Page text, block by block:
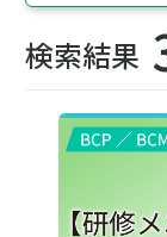
検索結果